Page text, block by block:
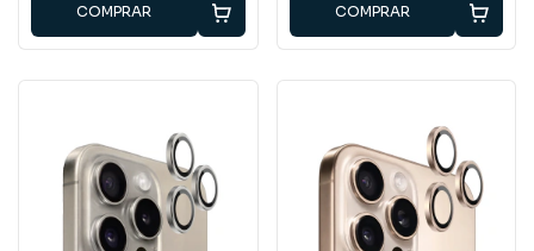
COMPRAR COMPRAR